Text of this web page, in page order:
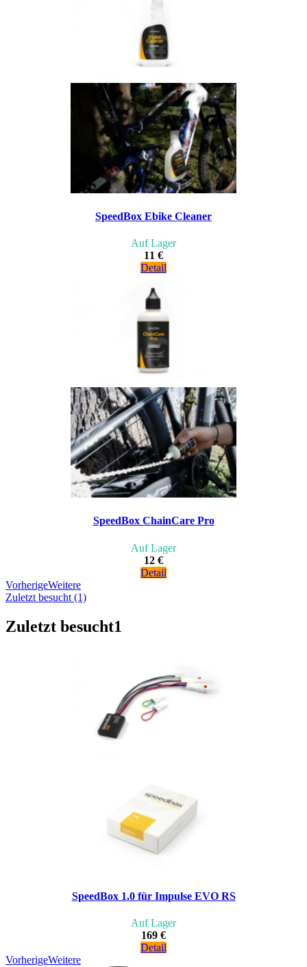
SpeedBox Ebike Cleaner
Auf Lager
11 €
Detail
SpeedBox ChainCare Pro
Auf Lager
12 €
Detail
VorherigeWeitere
Zuletzt besucht (1)
Zuletzt besucht1
SpeedBox 1.0 für Impulse EVO RS
Auf Lager
169 €
Detail
VorherigeWeitere